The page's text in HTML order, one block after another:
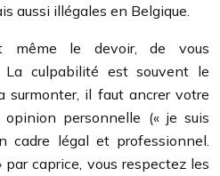
aussi illégales en Belgique.
même le devoir, de vous
La culpabilité est souvent le
surmonter, il faut ancrer votre
personnelle (« je suis
cadre légal et professionnel.
caprice, vous respectez les